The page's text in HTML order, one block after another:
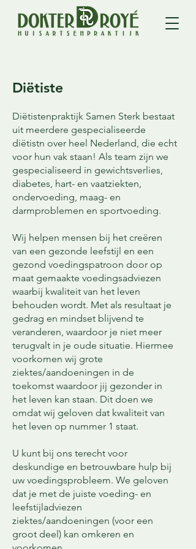
Diëtiste
Diëtistenpraktijk Samen Sterk bestaat
uit meerdere gespecialiseerde
diëtistn over heel Nederland, die echt
voor hun vak staan! Als team zijn we
gespecialiseerd in gewichtsverlies,
diabetes, hart- en vaatziekten,
ondervoeding, maag- en
darmproblemen en sportvoeding.
Wij helpen mensen bij het creëren
van een gezonde leefstijl en een
gezond voedingspatroon door op
maat gemaakte voedingsadviezen
waarbij kwaliteit van het leven
behouden wordt. Met als resultaat je
gedrag en mindset blijvend te
veranderen, waardoor je niet meer
terugvalt in je oude situatie. Hiermee
voorkomen wij grote
ziektes/aandoeningen in de
toekomst waardoor jij gezonder in
het leven kan staan. Dit doen we
omdat wij geloven dat kwaliteit van
het leven op nummer 1 staat.
U kunt bij ons terecht voor
deskundige en betrouwbare hulp bij
uw voedingsprobleem. We geloven
dat je met de juiste voeding- en
leefstijladviezen
ziektes/aandoeningen (voor een
groot deel) kan omkeren en